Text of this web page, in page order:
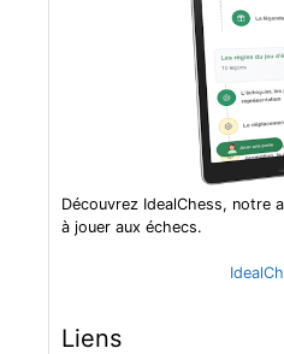
Découvrez IdealChess, notre
à jouer aux échecs.
Liens